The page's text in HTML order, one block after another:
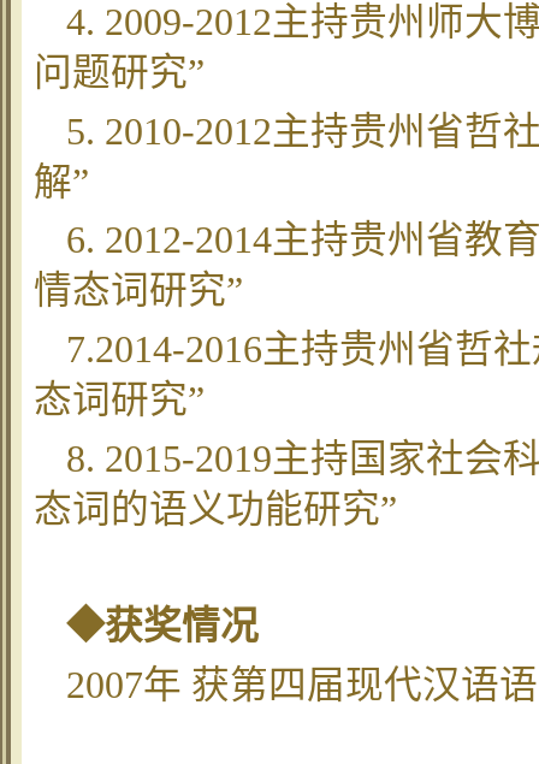
4. 2009-2012主持贵州师大
问题研究”
5. 2010-2012主持贵州省哲
解”
6. 2012-2014主持贵州省教
情态词研究”
7.2014-2016主持贵州省哲
态词研究”
8. 2015-2019主持国家社会
态词的语义功能研究”
◆获奖情况
2007年 获第四届现代汉语